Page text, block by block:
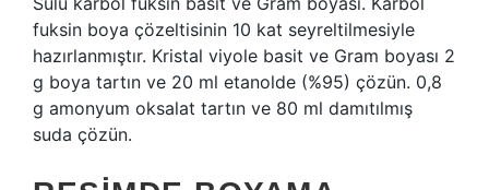
fuksin boya çözeltisinin 10 kat seyreltilmesiyle
hazırlanmıştır. Kristal viyole basit ve Gram boyası 2
g boya tartın ve 20 ml etanolde (%95) çözün. 0,8
g amonyum oksalat tartın ve 80 ml damıtılmış
suda çözün.